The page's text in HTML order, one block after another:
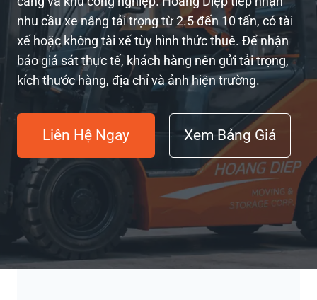
nhu cầu xe nâng tải trọng từ 2.5 đến 10 tấn, có tài
xế hoặc không tài xế tùy hình thức thuê. Để nhận
báo giá sát thực tế, khách hàng nên gửi tải trọng,
kích thước hàng, địa chỉ và ảnh hiện trường.
Liên Hệ Ngay Xem Bảng Giá